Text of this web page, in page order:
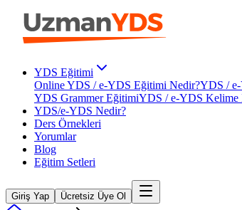
YDS Eğitimi
Online YDS / e-YDS Eğitimi Nedir?YDS /
YDS Grammer EğitimiYDS / e-YDS Kelime
YDS/e-YDS Nedir?
Ders Örnekleri
Yorumlar
Blog
Eğitim Setleri
Giriş Yap Ücretsiz Üye Ol